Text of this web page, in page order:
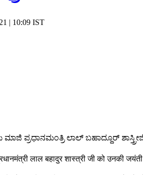
| 10:09 IST
ಮಾಜಿ ಪ್ರಧಾನಮಂತ್ರಿ ಲಾಲ್ ಬಹಾದ್ದೂರ್
लाल बहादुर शास्त्री जी को उनकी